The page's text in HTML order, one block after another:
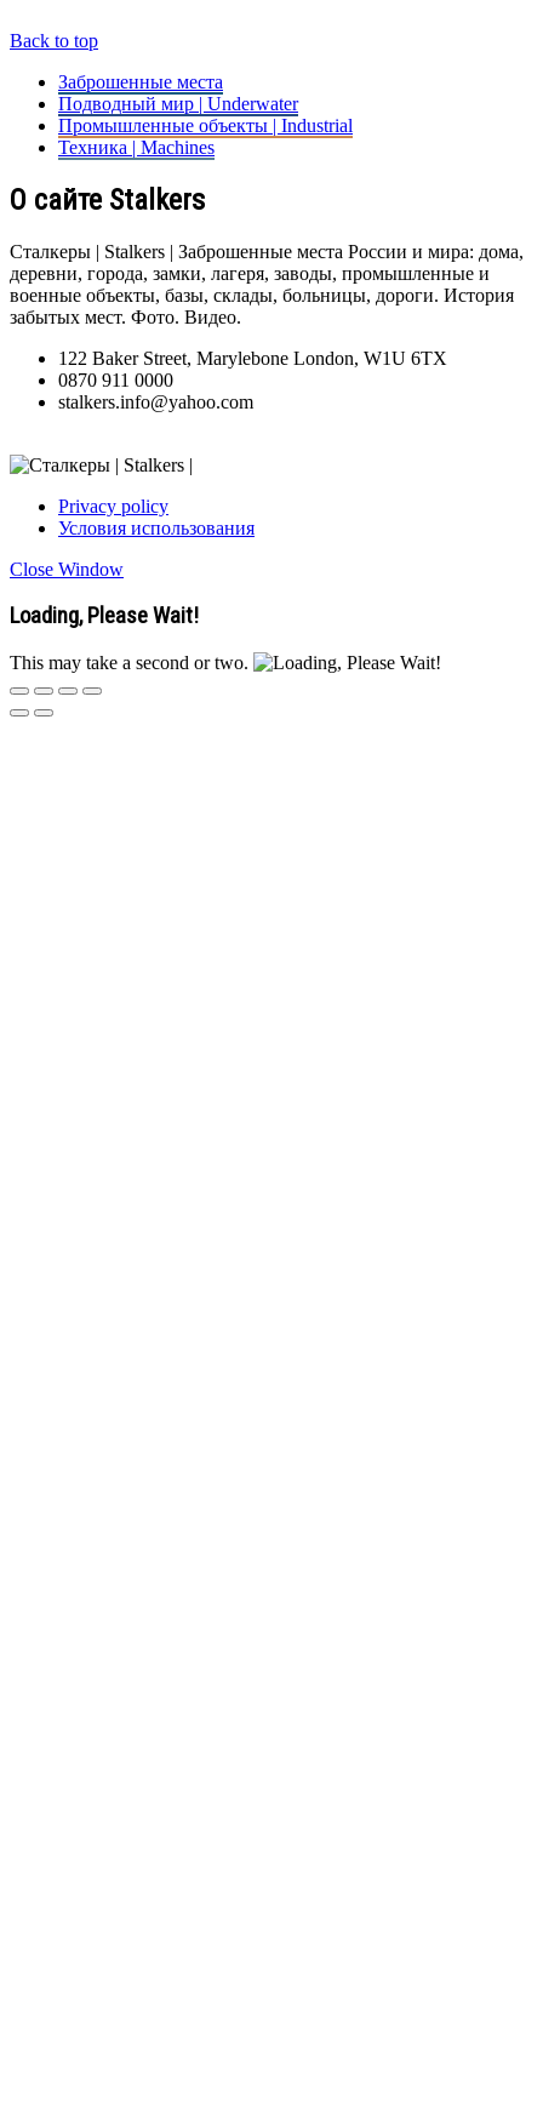
Back to top
Заброшенные места
Подводный мир | Underwater
Промышленные объекты | Industrial
Техника | Machines
О сайте Stalkers
Сталкеры | Stalkers | Заброшенные места России и мира: дома,
деревни, города, замки, лагеря, заводы, промышленные и
военные объекты, базы, склады, больницы, дороги. История
забытых мест. Фото. Видео.
122 Baker Street, Marylebone London, W1U 6TX
0870 911 0000
stalkers.info@yahoo.com
Privacy policy
Условия использования
Close Window
Loading, Please Wait!
This may take a second or two.